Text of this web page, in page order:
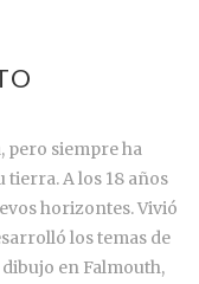
pero siempre ha
A los 18 años
horizontes. Vivió
los temas de
en Falmouth,